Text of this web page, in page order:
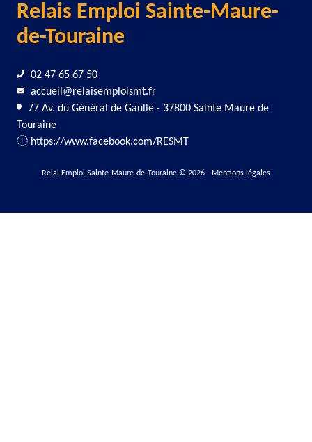
Relais Emploi Sainte-Maure-
de-Touraine
02 47 65 67 50
accueil@relaisemploismt.fr
77 Av. du Général de Gaulle - 37800 Sainte Maure de
Touraine
https://www.facebook.com/RESMT
Relai Emploi Sainte-Maure-de-Touraine © 2026 - Mentions légales